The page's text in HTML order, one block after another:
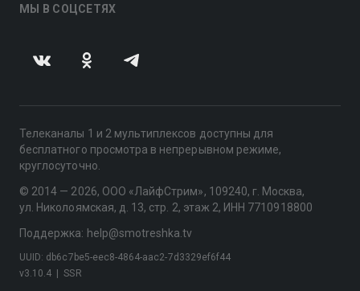
МЫ В СОЦСЕТЯХ
Телеканалы 1 и 2 мультиплексов доступны для
бесплатного просмотра в непрерывном режиме,
круглосуточно.
© 2014 — 2026, ООО «ЛайфСтрим», 109240, г. Москва,
ул. Николоямская, д. 13, стр. 2, этаж 2, ИНН 7710918800
Поддержка: help@smotreshka.tv
v3.10.4 SSR
UUID: db6c7be5-eec8-4864-aac2-7d3329ef6f44